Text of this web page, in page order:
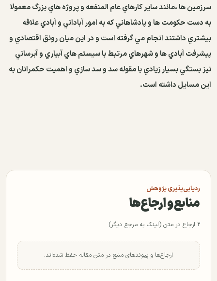
سرزمين ها ،‌مانند ساير كارهاي عام المنفعه و پروژه هاي بزرگ معمولا
به دست حكومت ها و پادشاهاني كه به امور آباداني و آبادي علاقه
بيشتري داشتند انجام مي گرفته است و در اين ميان رونق اقتصادي و
پيشرفت آبادي ها و شهرهاي مرتبط با سيستم هاي آبياري و آبرساني
نيز بستگي بسيار زيادي با مقوله سد و سد سازي و اهميت حكمرانان به
اين مسايل داشته است.
ردیابی‌پذیری پژوهش
منابع و ارجاع‌ها
۲ ارجاع در متن (لینک به مرجع دیگر)
ارجاع‌ها و پیوندهای منبع در متن مقاله حفظ شده‌اند.